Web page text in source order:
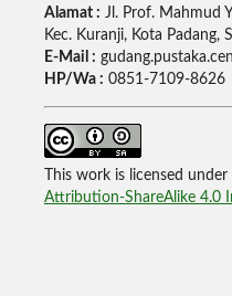
Alamat : Jl. Prof. Mahmud
Kec. Kuranji, Kota Padang,
E-Mail :
HP/Wa : 0851-7109-8626
This work is licensed under
Attribution-ShareAlike 4.0